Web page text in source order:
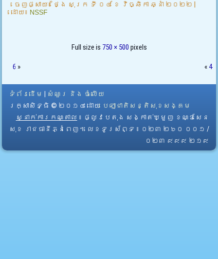
ចេញផ្សាយ៖ ថ្ងៃ សុក្រ ទី ០៤ ខែ វិច្ឆិកា ឆ្នាំ ២០២២
ដោយ៖ NSSF
Full size is 750 × 500 pixels
6 » « 4
ទំព័រដើម
សំណួរ និង ចំលើយ
រក្សាសិទ្ធិ © ២០១៤ ដោយ​ បេឡាជាតិសន្តិសុខសង្គម
ស្នាក់ការកណ្តាល ៖ ផ្លូវបេតុង សង្កាត់ឃ្មួញ ខណ្ឌសែន
សុខ រាជធានីភ្នំពេញ។ លេខទូរស័ព្ទ ៖ ០២៣ ២៦០ ០០១ /
០២៣ ៩៩៩ ២១៩